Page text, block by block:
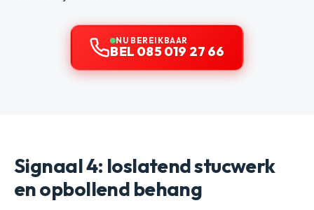
NU BEREIKBAAR
BEL 085 019 27 66
Signaal 4: loslatend stucwerk
en opbollend behang